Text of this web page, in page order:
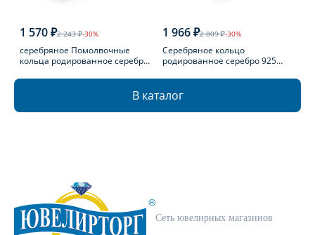
1 570 ₽2 243 ₽-30%
серебряное Помолвочные
кольца родированное серебро
1 966 ₽2 809 ₽-30%
Серебряное кольцо
родированное серебро 925
В каталог
Сеть ювелирных магазинов